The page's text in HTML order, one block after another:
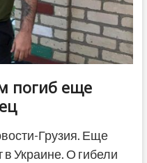
погиб еще
Грузия. Еще
в Украине. О гибели